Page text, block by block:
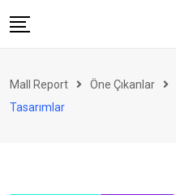
to
Perakende
Mall Report Öne Çıkanlar
Tasarımlar